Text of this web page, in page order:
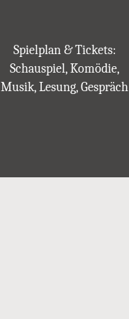
Spielplan & Tickets:
Schauspiel, Komödie,
Musik, Lesung, Gespräch